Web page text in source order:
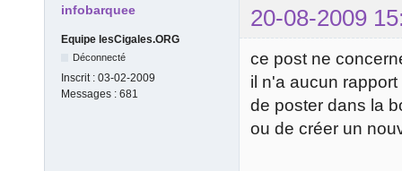
infobarquee 20-08-2009
Equipe lesCigales.ORG
Déconnecté
Inscrit : 03-02-2009
Messages : 681
ce post ne
il n'a aucun
de poster dans la
ou de créer un